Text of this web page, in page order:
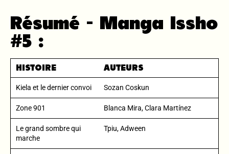
Résumé - Manga Issho
#5 :
HISTOIRE AUTEURS
Kiela et le dernier convoi Sozan Coskun
Zone 901 Blanca Mira, Clara Martínez
Le grand sombre qui
marche
Tpiu, Adween